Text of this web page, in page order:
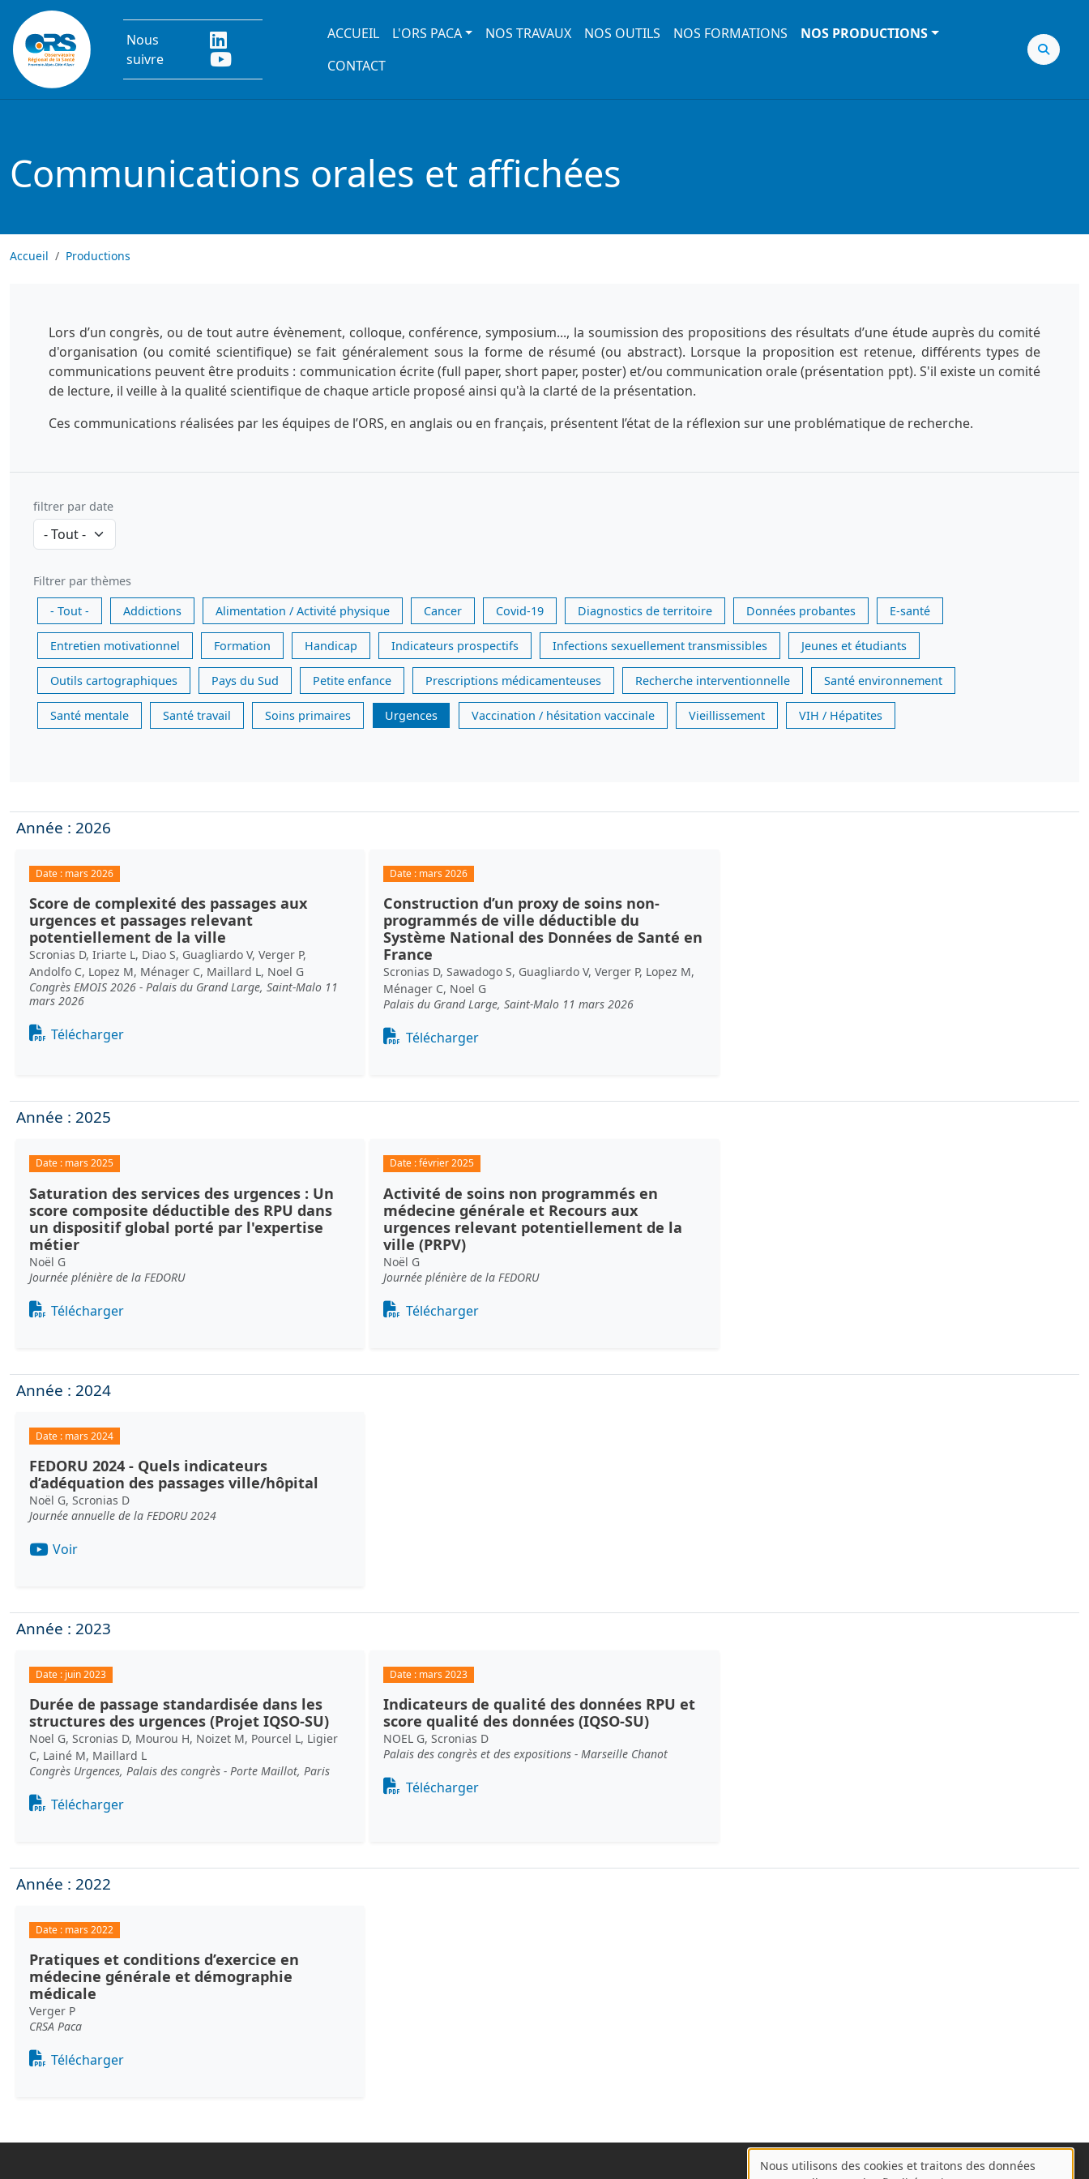
Aller au contenu principal
Nous
suivre
Main navigation
ACCUEIL L'ORS PACA NOS TRAVAUX NOS OUTILS NOS FORMATIONS
NOS PRODUCTIONS
CONTACT
Communications orales et affichées
Accueil Productions
Lors d’un congrès, ou de tout autre évènement, colloque, conférence, symposium..., la soumission des propositions des résultats d’une étude auprès du comité
d'organisation (ou comité scientifique) se fait généralement sous la forme de résumé (ou abstract). Lorsque la proposition est retenue, différents types de
communications peuvent être produits : communication écrite (full paper, short paper, poster) et/ou communication orale (présentation ppt). S'il existe un comité
de lecture, il veille à la qualité scientifique de chaque article proposé ainsi qu'à la clarté de la présentation.
Ces communications réalisées par les équipes de l’ORS, en anglais ou en français, présentent l’état de la réflexion sur une problématique de recherche.
filtrer par date
Filtrer par thèmes
- Tout -
Addictions Alimentation / Activité physique Cancer Covid-19 Diagnostics de territoire Données probantes E-santé
Entretien motivationnel Formation Handicap Indicateurs prospectifs Infections sexuellement transmissibles Jeunes et étudiants
Outils cartographiques Pays du Sud Petite enfance Prescriptions médicamenteuses Recherche interventionnelle Santé environnement
Santé mentale Santé travail Soins primaires Urgences Vaccination / hésitation vaccinale Vieillissement VIH / Hépatites
Année : 2026
Date : mars 2026
Score de complexité des passages aux
urgences et passages relevant
potentiellement de la ville
Scronias D, Iriarte L, Diao S, Guagliardo V, Verger P,
Andolfo C, Lopez M, Ménager C, Maillard L, Noel G
Congrès EMOIS 2026 - Palais du Grand Large, Saint-Malo 11
mars 2026
Document
Télécharger
Date : mars 2026
Construction d’un proxy de soins non-
programmés de ville déductible du
Système National des Données de Santé en
France
Scronias D, Sawadogo S, Guagliardo V, Verger P, Lopez M,
Ménager C, Noel G
Palais du Grand Large, Saint-Malo 11 mars 2026
Document
Télécharger
Année : 2025
Date : mars 2025
Saturation des services des urgences : Un
score composite déductible des RPU dans
un dispositif global porté par l'expertise
métier
Noël G
Journée plénière de la FEDORU
Document
Télécharger
Date :février 2025
Activité de soins non programmés en
médecine générale et Recours aux
urgences relevant potentiellement de la
ville (PRPV)
Noël G
Journée plénière de la FEDORU
Document
Télécharger
Année : 2024
Date : mars 2024
FEDORU 2024 - Quels indicateurs
d’adéquation des passages ville/hôpital
Noël G, Scronias D
Journée annuelle de la FEDORU 2024
Voir
Année : 2023
Date : juin 2023
Durée de passage standardisée dans les
structures des urgences (Projet IQSO-SU)
Noel G, Scronias D, Mourou H, Noizet M, Pourcel L, Ligier
C, Lainé M, Maillard L
Congrès Urgences, Palais des congrès - Porte Maillot, Paris
Document
Télécharger
Date : mars 2023
Indicateurs de qualité des données RPU et
score qualité des données (IQSO-SU)
NOEL G, Scronias D
Palais des congrès et des expositions - Marseille Chanot
Document
Télécharger
Année : 2022
Date : mars 2022
Pratiques et conditions d’exercice en
médecine générale et démographie
médicale
Verger P
CRSA Paca
Document
Télécharger
Nous utilisons des cookies et traitons des données